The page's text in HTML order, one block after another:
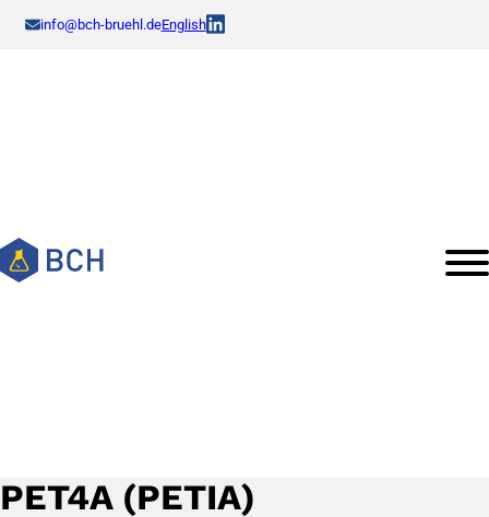
info@bch-bruehl.deEnglish
PET4A (PETIA)